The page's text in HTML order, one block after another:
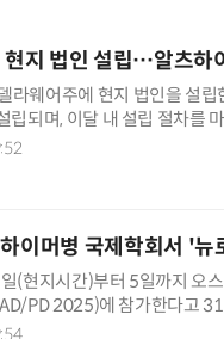
현지 법인 설립…알츠하
라웨어주에 현지 법인을 설
립되며, 이달 내 설립 절차를
면, 미국 알츠하이머병 치료
이머병 국제학회서 '뉴
(현지시간)부터 5일까지 오
PD 2025)에 참가한다고
, 부작용을 모니터링할 수 있